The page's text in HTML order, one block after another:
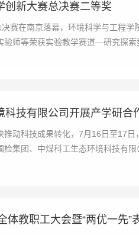
创新大赛总决赛二等奖
赛在南京落幕，环境科学与工程学
师等荣获实验教学赛道—研究探索
技有限公司开展产学研合
动科技成果转化，7月16日至17日
集团、中煤科工生态环境科技有限
教职工大会暨“两优一先”